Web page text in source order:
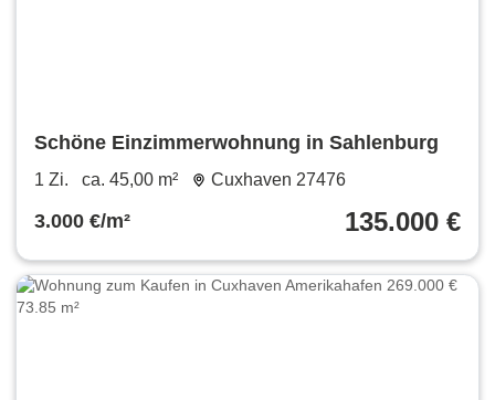
Schöne Einzimmerwohnung in Sahlenburg
1 Zi. ca. 45,00 m² Cuxhaven 27476
3.000 €/m² 135.000 €